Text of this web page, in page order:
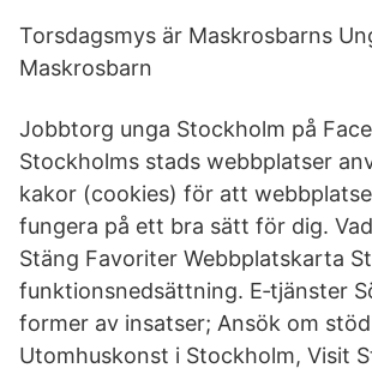
Torsdagsmys är Maskrosbarns
Maskrosbarn
Jobbtorg unga Stockholm på
Stockholms stads webbplatser
kakor (cookies) för att
fungera på ett bra sätt för dig.
Stäng Favoriter Webbplatskarta
funktionsnedsättning. E‑tjänster
former av insatser; Ansök om
Utomhuskonst i Stockholm, Visit